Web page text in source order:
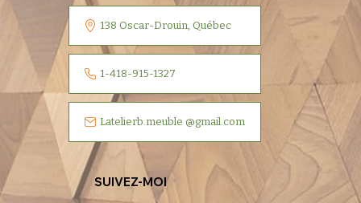
138 Oscar-Drouin, Québec
1-418-915-1327
Latelierb.meuble @gmail.com
SUIVEZ-MOI